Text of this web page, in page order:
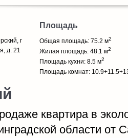
г
д. 21
Площадь
Общая площадь: 75.2 м2
Жилая площадь: 48.1 м2
Площадь кухни: 8.5 м2
Площадь комнат:
квартира в
области от